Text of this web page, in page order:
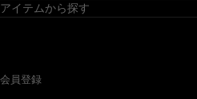
アイテムから探す
会員登録